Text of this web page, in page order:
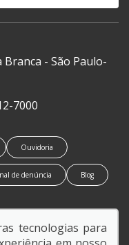
- São Paulo-
7000
Ouvidoria
de denúncia Blog
tecnologias para